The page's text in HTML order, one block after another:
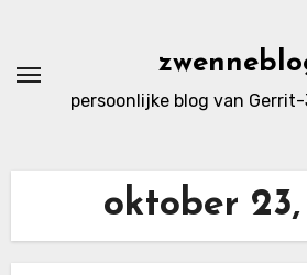
de
persoonlijke blog van
oktober 23,